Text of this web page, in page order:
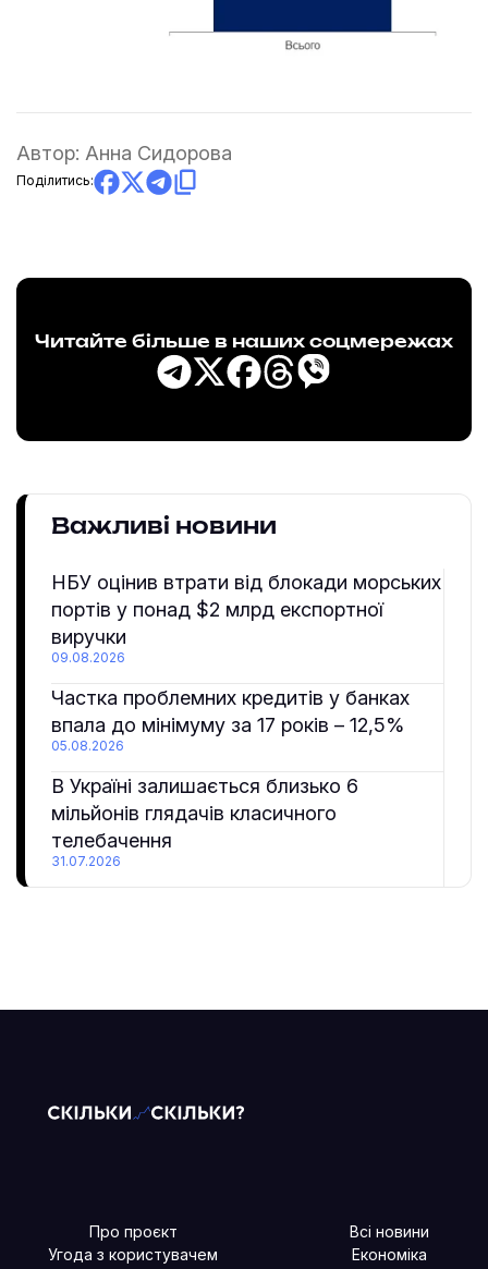
Автор: Анна Сидорова
Поділитись:
Читайте більше в наших соцмережах
Важливі новини
НБУ оцінив втрати від блокади морських
портів у понад $2 млрд експортної
виручки
09.08.2026
Частка проблемних кредитів у банках
впала до мінімуму за 17 років – 12,5%
05.08.2026
В Україні залишається близько 6
мільйонів глядачів класичного
телебачення
31.07.2026
Про проєкт
Угода з користувачем
Всі новини
Економіка